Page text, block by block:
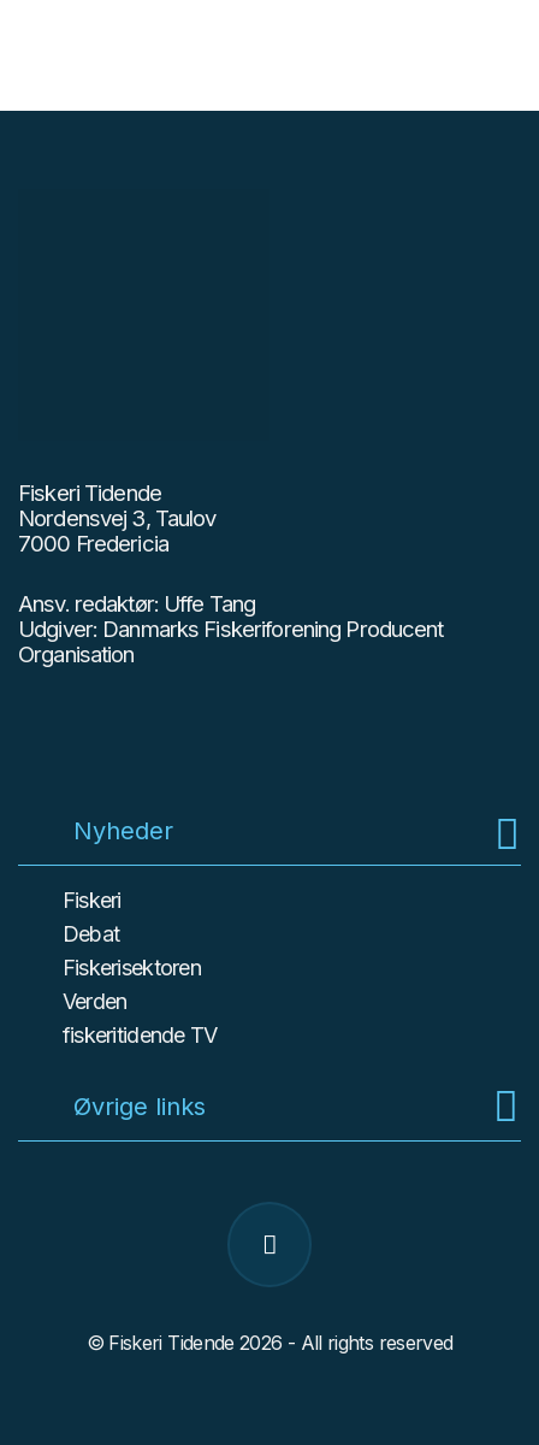
Fiskeri Tidende
Nordensvej 3, Taulov
7000 Fredericia
Ansv. redaktør: Uffe Tang
Udgiver: Danmarks Fiskeriforening Producent
Organisation
Nyheder
Fiskeri
Debat
Fiskerisektoren
Verden
fiskeritidende TV
Øvrige links
© Fiskeri Tidende 2026 - All rights reserved